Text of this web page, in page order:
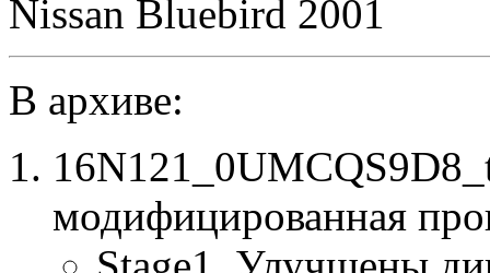
Nissan Bluebird 2001
В архиве:
модифицированная